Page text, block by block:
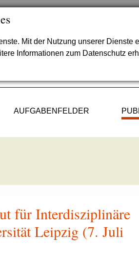
Mit der Nutzung unserer Dienste
Informationen zum Datenschutz
AUFGABENFELDER
für Interdisziplinäre
Leipzig (7. Juli